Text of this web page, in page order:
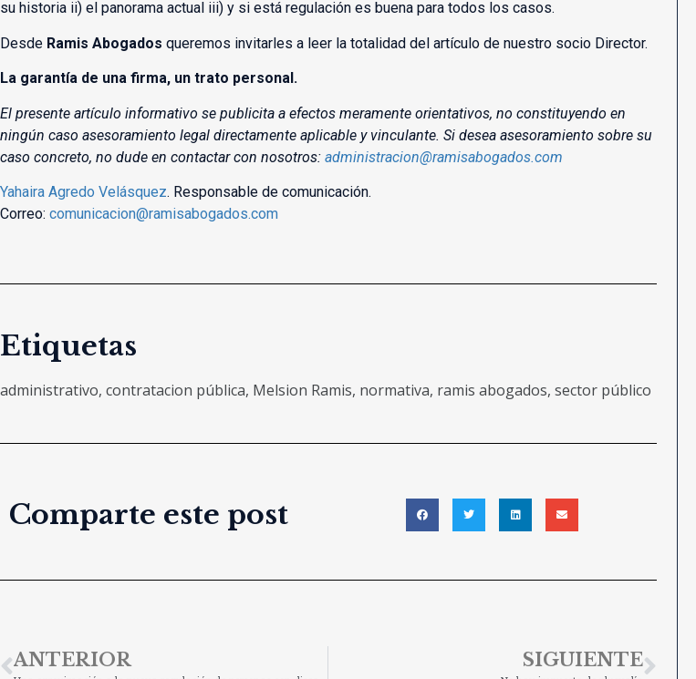
su historia ii) el panorama actual iii) y si está regulación es buena para todos los casos.
Desde Ramis Abogados queremos invitarles a leer la totalidad del artículo de nuestro socio Director.
La garantía de una firma, un trato personal.
El presente artículo informativo se publicita a efectos meramente orientativos, no constituyendo en
ningún caso asesoramiento legal directamente aplicable y vinculante. Si desea asesoramiento sobre su
caso concreto, no dude en contactar con nosotros: administracion@ramisabogados.com
Yahaira Agredo Velásquez. Responsable de comunicación.
Correo: comunicacion@ramisabogados.com
Etiquetas
administrativo, contratacion pública, Melsion Ramis, normativa, ramis abogados, sector público
Comparte este post
ANTERIOR SIGUIENTE